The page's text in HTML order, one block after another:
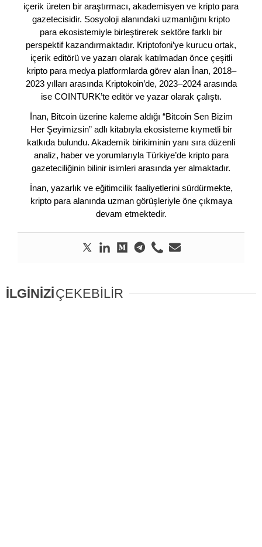
içerik üreten bir araştırmacı, akademisyen ve kripto para
gazetecisidir. Sosyoloji alanındaki uzmanlığını kripto
para ekosistemiyle birleştirerek sektöre farklı bir
perspektif kazandırmaktadır. Kriptofoni’ye kurucu ortak,
içerik editörü ve yazarı olarak katılmadan önce çeşitli
kripto para medya platformlarda görev alan İnan, 2018–
2023 yılları arasında Kriptokoin’de, 2023–2024 arasında
ise COINTURK’te editör ve yazar olarak çalıştı.
İnan, Bitcoin üzerine kaleme aldığı “Bitcoin Sen Bizim
Her Şeyimizsin” adlı kitabıyla ekosisteme kıymetli bir
katkıda bulundu. Akademik birikiminin yanı sıra düzenli
analiz, haber ve yorumlarıyla Türkiye’de kripto para
gazeteciliğinin bilinir isimleri arasında yer almaktadır.
İnan, yazarlık ve eğitimcilik faaliyetlerini sürdürmekte,
kripto para alanında uzman görüşleriyle öne çıkmaya
devam etmektedir.
İLGİNİZİÇEKEBİLİR